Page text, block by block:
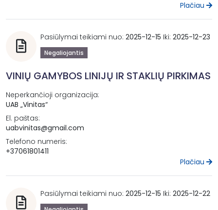
Plačiau
Pasiūlymai teikiami nuo: 2025-12-15 Iki: 2025-12-23
Negaliojantis
VINIŲ GAMYBOS LINIJŲ IR STAKLIŲ PIRKIMAS
Neperkančioji organizacija:
UAB „Vinitas“
El. paštas:
uabvinitas@gmail.com
Telefono numeris:
+37061801411
Plačiau
Pasiūlymai teikiami nuo: 2025-12-15 Iki: 2025-12-22